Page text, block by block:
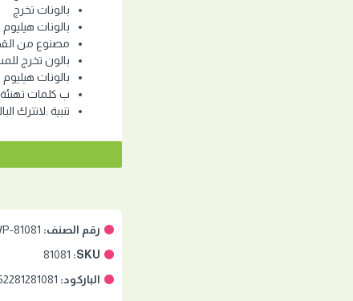
بالونات تخرج
بالونات هيليوم
مصنوع من
بالون تخرج
بالونات هيليوم
ب كلمات تهنئة
تنبية :لاتترك
رقم الصنف: 81081
SKU:
81081
الباركود: